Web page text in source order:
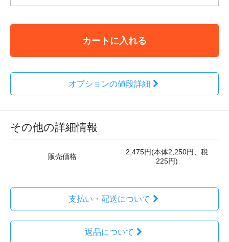
カートに入れる
オプションの値段詳細
その他の詳細情報
販売価格
2,475円(本体2,250円、税
225円)
支払い・配送について
返品について